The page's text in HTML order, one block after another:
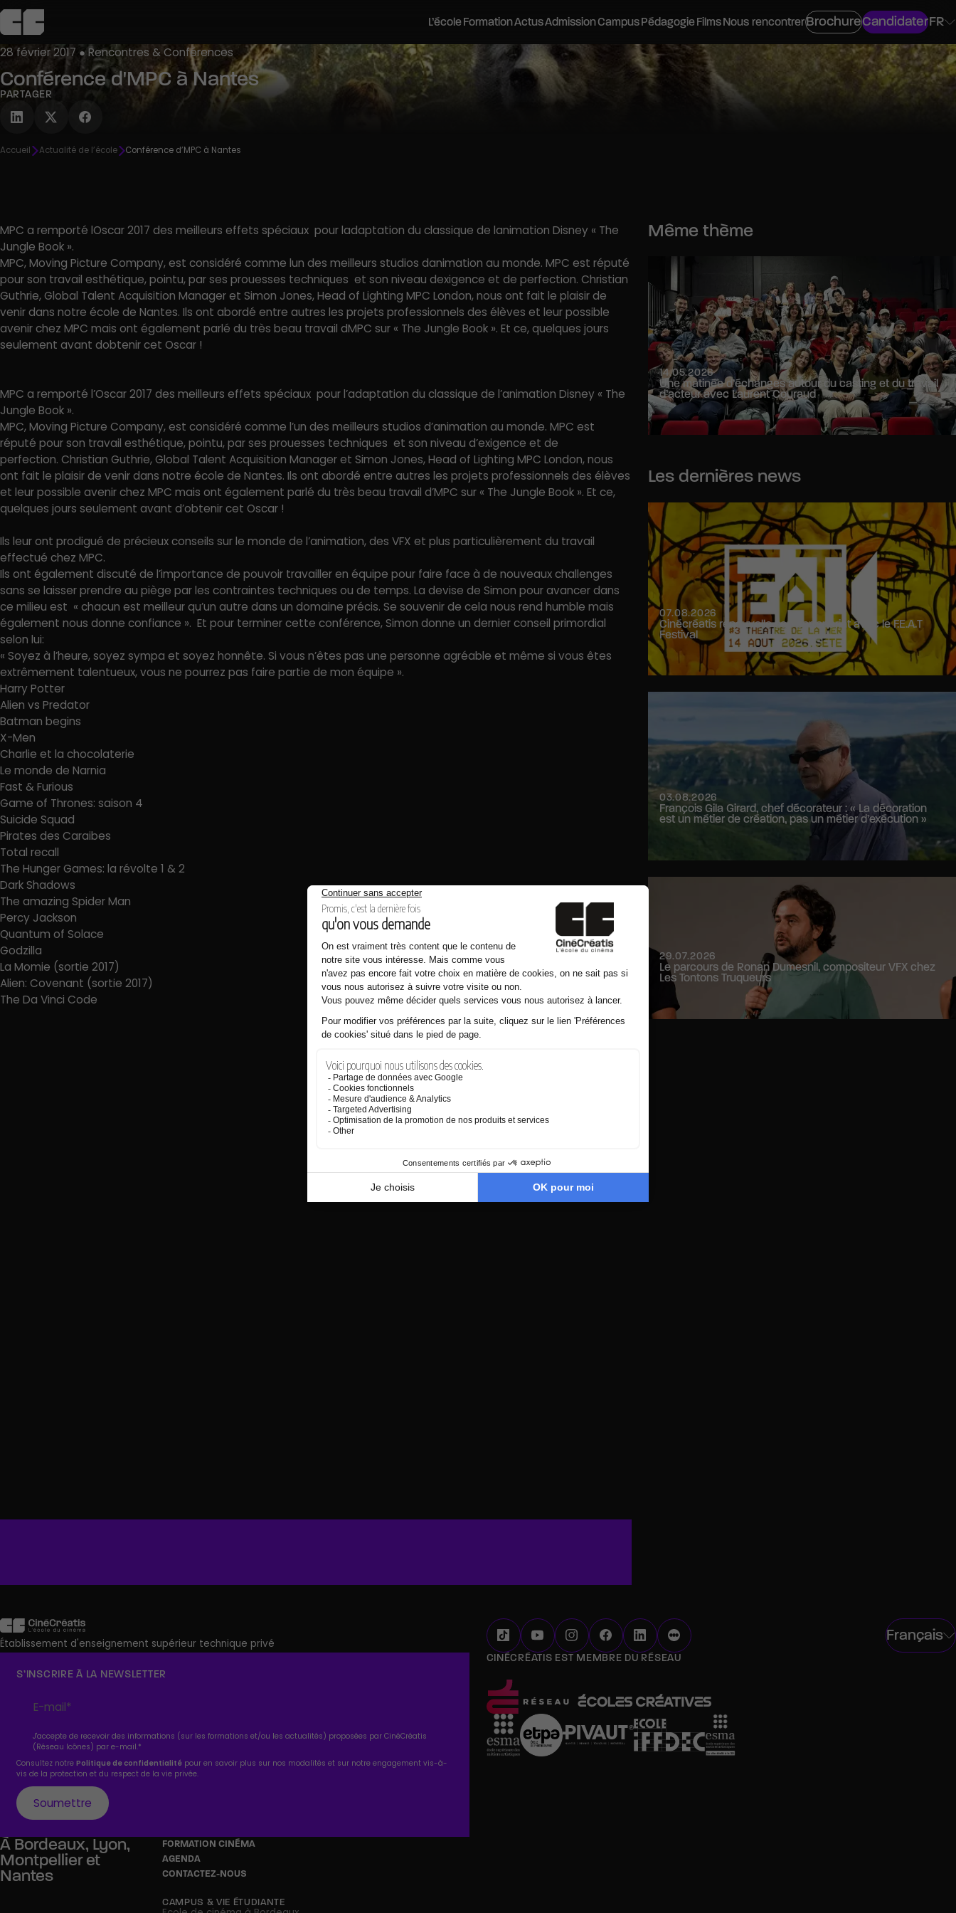
L’école
L’école
Découvrir
Cinécréatis
FormationActusAdmission
Admission
Découvrir
Postuler
Campus
Campus
Découvrir
Les campus
Pédagogie
Pédagogie
Découvrir
Pédagogie Bloom
FilmsNous rencontrer
Agenda
Découvrir
Stages découverte
BrochureCandidaterFR
28 février 2017 ● Rencontres & Conférences
Conférence d'MPC à Nantes
PARTAGER
Accueil Actualité de l’école Conférence d’MPC à Nantes
MPC a remporté lOscar 2017 des meilleurs effets spéciaux pour ladaptation du classique de lanimation Disney « The
Jungle Book ».
MPC, Moving Picture Company, est considéré comme lun des meilleurs studios danimation au monde. MPC est réputé
pour son travail esthétique, pointu, par ses prouesses techniques et son niveau dexigence et de perfection. Christian
Guthrie, Global Talent Acquisition Manager et Simon Jones, Head of Lighting MPC London, nous ont fait le plaisir de
venir dans notre école de Nantes. Ils ont abordé entre autres les projets professionnels des élèves et leur possible
avenir chez MPC mais ont également parlé du très beau travail dMPC sur « The Jungle Book ». Et ce, quelques jours
seulement avant dobtenir cet Oscar !
MPC a remporté l’Oscar 2017 des meilleurs effets spéciaux pour l’adaptation du classique de l’animation Disney « The
Jungle Book ».
MPC, Moving Picture Company, est considéré comme l’un des meilleurs studios d’animation au monde. MPC est
réputé pour son travail esthétique, pointu, par ses prouesses techniques et son niveau d’exigence et de
perfection. Christian Guthrie, Global Talent Acquisition Manager et Simon Jones, Head of Lighting MPC London, nous
ont fait le plaisir de venir dans notre école de Nantes. Ils ont abordé entre autres les projets professionnels des élèves
et leur possible avenir chez MPC mais ont également parlé du très beau travail d’MPC sur « The Jungle Book ». Et ce,
quelques jours seulement avant d’obtenir cet Oscar !
Ils leur ont prodigué de précieux conseils sur le monde de l’animation, des VFX et plus particulièrement du travail
effectué chez MPC.
Ils ont également discuté de l’importance de pouvoir travailler en équipe pour faire face à de nouveaux challenges
sans se laisser prendre au piège par les contraintes techniques ou de temps. La devise de Simon pour avancer dans
ce milieu est « chacun est meilleur qu’un autre dans un domaine précis. Se souvenir de cela nous rend humble mais
également nous donne confiance ». Et pour terminer cette conférence, Simon donne un dernier conseil primordial
selon lui:
« Soyez à l’heure, soyez sympa et soyez honnête. Si vous n’êtes pas une personne agréable et même si vous êtes
extrêmement talentueux, vous ne pourrez pas faire partie de mon équipe ».
Harry Potter
Alien vs Predator
Batman begins
X-Men
Charlie et la chocolaterie
Le monde de Narnia
Fast & Furious
Game of Thrones: saison 4
Suicide Squad
Pirates des Caraibes
Total recall
The Hunger Games: la révolte 1 & 2
Dark Shadows
The amazing Spider Man
Percy Jackson
Quantum of Solace
Godzilla
La Momie (sortie 2017)
Alien: Covenant (sortie 2017)
The Da Vinci Code
Même thème
14.05.2026
Une matinée d’échanges autour du casting et du travail
d’acteur avec Laurent Couraud
Les dernières news
07.08.2026
Cinécréatis renouvelle son partenariat avec le F.E.A.T
Festival
03.08.2026
François Gila Girard, chef décorateur : « La décoration
est un métier de création, pas un métier d’exécution »
29.07.2026
Le parcours de Ronan Dumesnil, compositeur VFX chez
Les Tontons Truqueurs
Établissement d'enseignement supérieur technique privé Français
S’INSCRIRE À LA NEWSLETTER
J'accepte de recevoir des informations (sur les formations et/ou les actualités) proposées par CinéCréatis
(Réseau Icônes) par e-mail.*
Consultez notrePolitique de confidentialité pour en savoir plus sur nos modalités et sur notre engagement vis-à-
vis de la protection et du respect de la vie privée.
CINÉCRÉATIS EST MEMBRE DU RÉSEAU
À Bordeaux, Lyon,
Montpellieret
Nantes
FORMATION CINÉMA
AGENDA
CONTACTEZ-NOUS
CAMPUS & VIE ÉTUDIANTE